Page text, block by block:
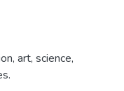
art, science,